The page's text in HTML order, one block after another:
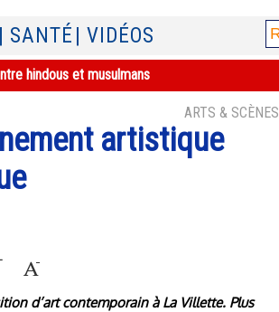
| SANTÉ | VIDÉOS
hindous et musulmans
ARTS & SCÈNES
artistique
d’art contemporain à La Villette. Plus